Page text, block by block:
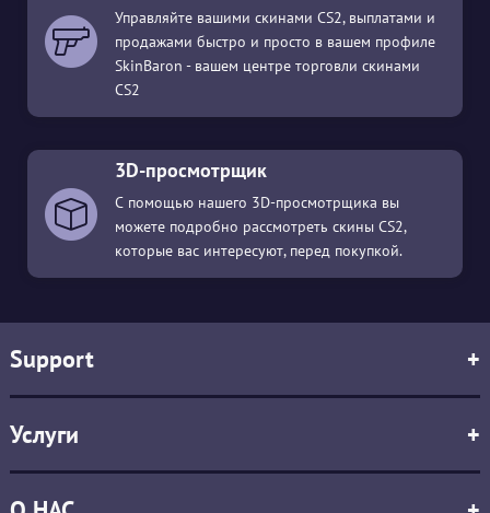
Управляйте вашими скинами CS2, выплатами и
продажами быстро и просто в вашем профиле
SkinBaron - вашем центре торговли скинами
CS2
3D-просмотрщик
С помощью нашего 3D-просмотрщика вы
можете подробно рассмотреть скины CS2,
которые вас интересуют, перед покупкой.
Support +
Услуги +